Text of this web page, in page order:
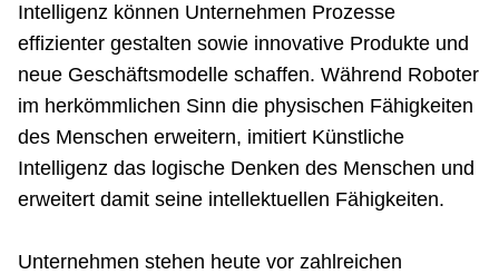
Intelligenz können Unternehmen Prozesse
effizienter gestalten sowie innovative Produkte und
neue Geschäftsmodelle schaffen. Während Roboter
im herkömmlichen Sinn die physischen Fähigkeiten
des Menschen erweitern, imitiert Künstliche
Intelligenz das logische Denken des Menschen und
erweitert damit seine intellektuellen Fähigkeiten.
Unternehmen stehen heute vor zahlreichen